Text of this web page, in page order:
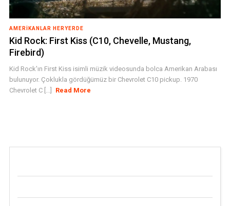
AMERIKANLAR HERYERDE
Kid Rock: First Kiss (C10, Chevelle, Mustang,
Firebird)
Kid Rock'ın First Kiss isimli müzik videosunda bolca Amerikan Arabası
bulunuyor. Çoklukla gördüğümüz bir Chevrolet C10 pickup. 1970
Chevrolet C [...]
Read More